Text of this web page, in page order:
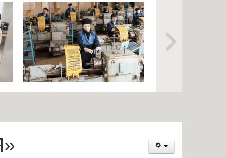
на обучение по
оказание платных
услуг
и
требования к уровню
которое необходимо
в электронной
Информация об организации
ежедневных «входных фильтров»
для лиц, входящих в учебные
корпуса и здания общежития
Выпускникам
Анкета для выпускников
Информация об общежитиях